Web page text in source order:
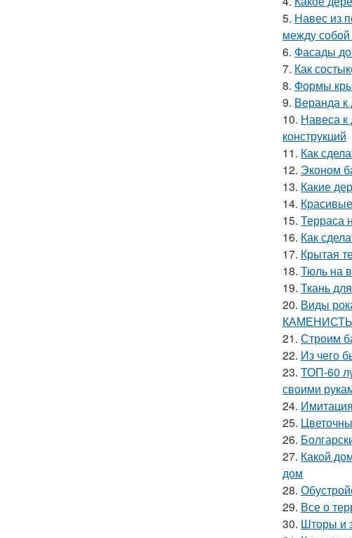
5. Навес из
между
6. Фасады
7. Как
8. Формы
9. Веранда
10. Навеса
конструкций
11. Как
12. Эконом
13. Какие
14.
15. Терраса
16. Как
17. Крытая
18. Тюль на
19. Ткань
20. Виды
21. Строим
22. Из чего
23. ТОП-60
своими
24.
25.
26.
27. Какой
дом
28.
29. Все о
30. Шторы и